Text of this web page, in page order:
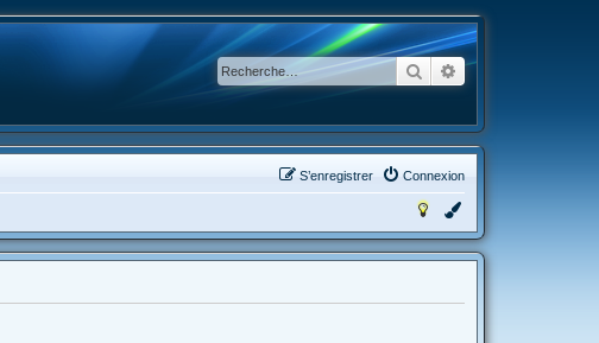
RechercherRecherche avancée
Connexion
S’enregistrer